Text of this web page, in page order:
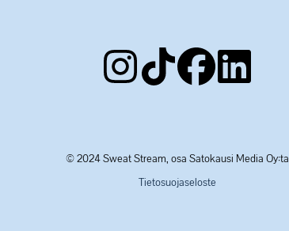
© 2024 Sweat Stream, osa Satokausi Media Oy:ta
Tietosuojaseloste